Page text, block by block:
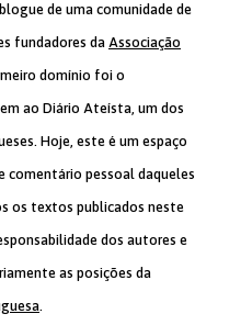
de uma comunidade de
fundadores da Associação
domínio foi o
ao Diário Ateísta, um dos
Hoje, este é um espaço
comentário pessoal daqueles
os textos publicados neste
dos autores e
as posições da
.